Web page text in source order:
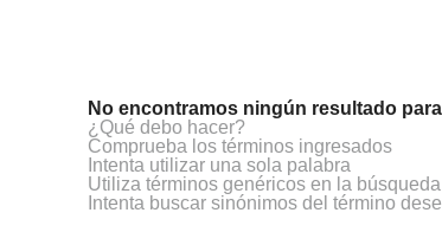
No encontramos ningún resultado
¿Qué debo hacer?
Comprueba los términos ingresados
Intenta utilizar una sola palabra
Utiliza términos genéricos en la búsqueda
Intenta buscar sinónimos del término
7.
sandalias
8 .
botas hombre
9 .
cachuchas